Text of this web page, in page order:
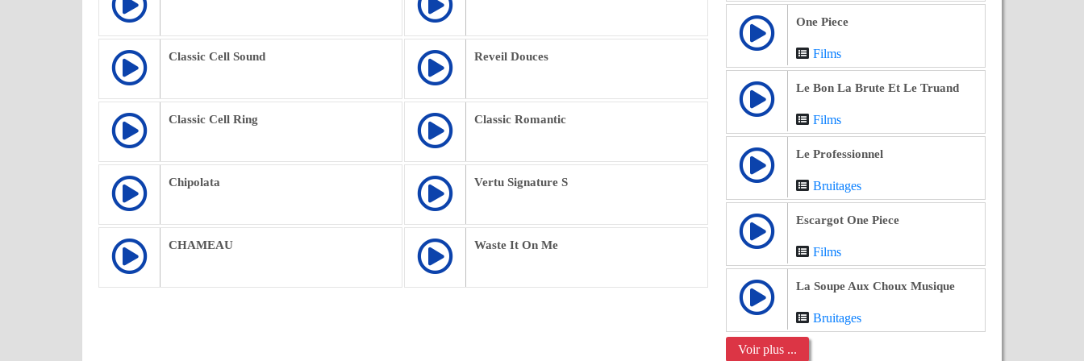
Classic Cell Sound Reveil Douces
Classic Cell Ring Classic Romantic
Chipolata Vertu Signature S
CHAMEAU Waste It On Me
One Piece
Films
Le Bon La Brute Et Le Truand
Films
Le Professionnel
Bruitages
Escargot One Piece
Films
La Soupe Aux Choux Musique
Bruitages
Voir plus ...